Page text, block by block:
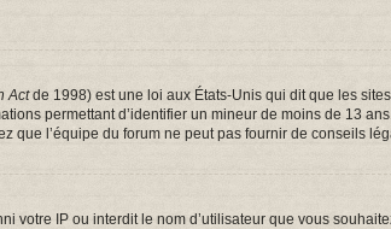
Actde 1998) est une loi aux États-Unis qui dit que les
permettant d’identifier un mineur de moins de 13
que l’équipe du forum ne peut pas fournir de conseils
votre IP ou interdit le nom d’utilisateur que vous